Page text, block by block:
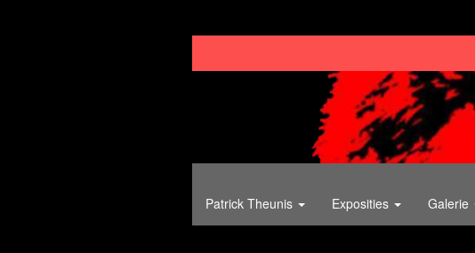
Patrick Theunis Exposities Galerie